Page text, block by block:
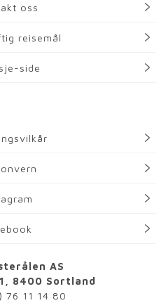
oss
reisemål
side
AS
8400 Sortland
76 11 14 80